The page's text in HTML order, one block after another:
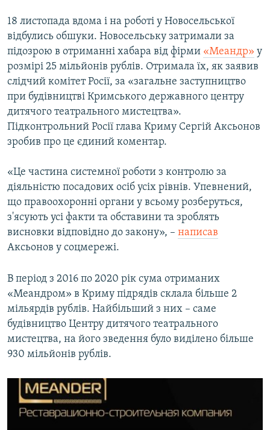
18 листопада вдома і на роботі у Новосельської
відбулись обшуки. Новосельську затримали за
підозрою в отриманні хабара від фірми «Меандр» у
розмірі 25 мільйонів рублів. Отримала їх, як заявив
слідчий комітет Росії, за «загальне заступництво
при будівництві Кримського державного центру
дитячого театрального мистецтва».
Підконтрольний Росії глава Криму Сергій Аксьонов
зробив про це єдиний коментар.
«Це частина системної роботи з контролю за
діяльністю посадових осіб усіх рівнів. Упевнений,
що правоохоронні органи у всьому розберуться,
з'ясують усі факти та обставини та зроблять
висновки відповідно до закону», – написав
Аксьонов у соцмережі.
В період з 2016 по 2020 рік сума отриманих
«Меандром» в Криму підрядів склала більше 2
мільярдів рублів. Найбільший з них – саме
будівництво Центру дитячого театрального
мистецтва, на його зведення було виділено більше
930 мільйонів рублів.